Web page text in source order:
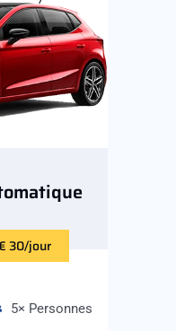
30/jour
5× Personnes